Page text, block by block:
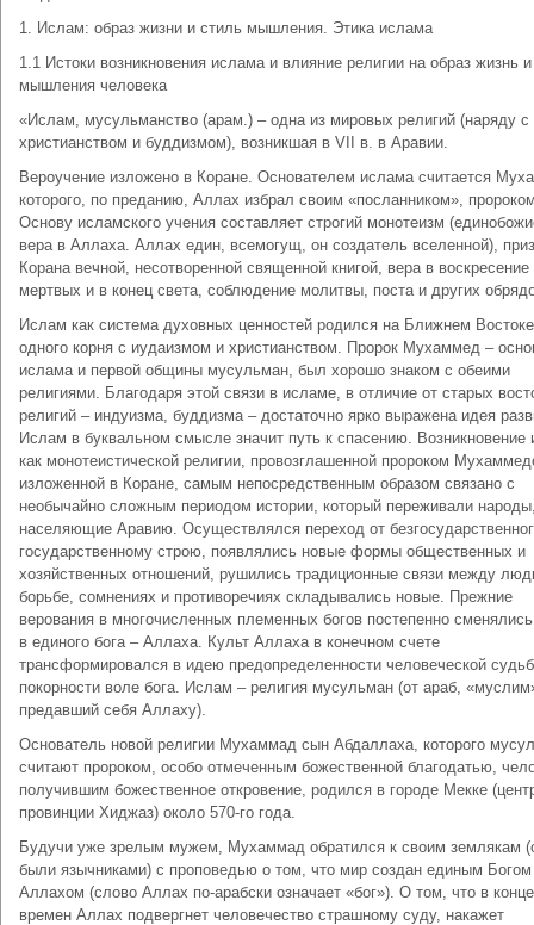
1. Ислам: образ жизни и стиль мышления. Этика ислама
1.1 Истоки возникновения ислама и влияние религии на образ жизнь
мышления человека
«Ислам, мусульманство (арам.) – одна из мировых религий (наряду с
христианством и буддизмом), возникшая в VII в. в Аравии.
Вероучение изложено в Коране. Основателем ислама считается
которого, по преданию, Аллах избрал своим «посланником»,
Основу исламского учения составляет строгий монотеизм
вера в Аллаха. Аллах един, всемогущ, он создатель вселенной),
Корана вечной, несотворенной священной книгой, вера в воскресение
мертвых и в конец света, соблюдение молитвы, поста и других
Ислам как система духовных ценностей родился на Ближнем
одного корня с иудаизмом и христианством. Пророк Мухаммед –
ислама и первой общины мусульман, был хорошо знаком с обеими
религиями. Благодаря этой связи в исламе, в отличие от старых
религий – индуизма, буддизма – достаточно ярко выражена идея
Ислам в буквальном смысле значит путь к спасению. Возникновение
как монотеистической религии, провозглашенной пророком
изложенной в Коране, самым непосредственным образом связано с
необычайно сложным периодом истории, который переживали
населяющие Аравию. Осуществлялся переход от
государственному строю, появлялись новые формы общественных и
хозяйственных отношений, рушились традиционные связи между
борьбе, сомнениях и противоречиях складывались новые. Прежние
верования в многочисленных племенных богов постепенно
в единого бога – Аллаха. Культ Аллаха в конечном счете
трансформировался в идею предопределенности человеческой
покорности воле бога. Ислам – религия мусульман (от араб,
предавший себя Аллаху).
Основатель новой религии Мухаммад сын Абдаллаха, которого
считают пророком, особо отмеченным божественной благодатью,
получившим божественное откровение, родился в городе Мекке
провинции Хиджаз) около 570‑го года.
Будучи уже зрелым мужем, Мухаммад обратился к своим землякам
были язычниками) с проповедью о том, что мир создан единым
Аллахом (слово Аллах по-арабски означает «бог»). О том, что в конце
времен Аллах подвергнет человечество страшному суду, накажет